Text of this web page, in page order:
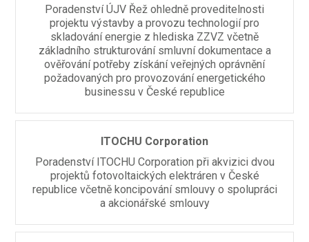
Poradenství ÚJV Řež ohledně proveditelnosti
projektu výstavby a provozu technologií pro
skladování energie z hlediska ZZVZ včetně
základního strukturování smluvní dokumentace a
ověřování potřeby získání veřejných oprávnění
požadovaných pro provozování energetického
businessu v České republice
ITOCHU Corporation
Poradenství ITOCHU Corporation při akvizici dvou
projektů fotovoltaických elektráren v České
republice včetně koncipování smlouvy o spolupráci
a akcionářské smlouvy